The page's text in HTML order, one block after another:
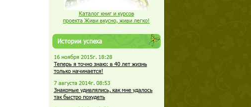
Каталог книг и курсов
проекта Живи вкусно, живи легко!
Истории успеха
16 ноября 2015г. 18:28
Теперь я точно знаю: в 40 лет жизнь
только начинается!
7 августа 2014г. 08:53
Знакомые удивлялись, как мне удалось
так быстро похудеть